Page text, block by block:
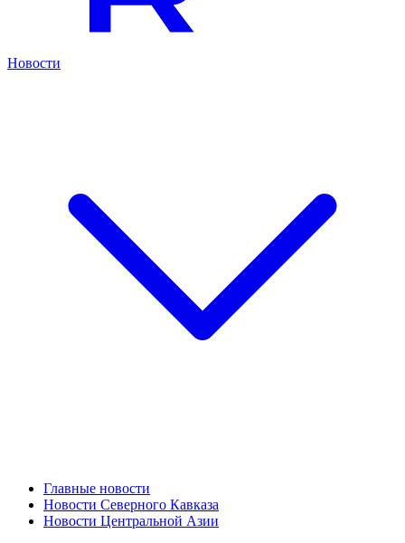
Новости
Главные новости
Новости Северного Кавказа
Новости Центральной Азии